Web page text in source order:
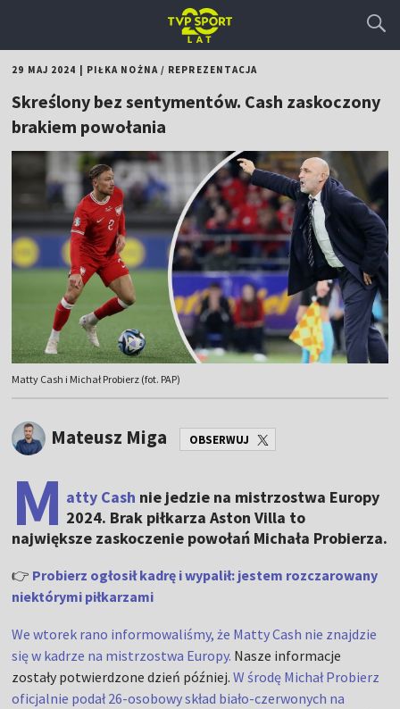
29 MAJ 2024 PIŁKA NOŻNA/ REPREZENTACJA
Skreślony bez sentymentów. Cash zaskoczony
brakiem powołania
Matty Cash i Michał Probierz (fot. PAP)
Mateusz Miga OBSERWUJ
M atty Cash nie jedzie na mistrzostwa Europy
2024. Brak piłkarza Aston Villa to
największe zaskoczenie powołań Michała Probierza.
👉 Probierz ogłosił kadrę i wypalił: jestem rozczarowany
niektórymi piłkarzami
We wtorek rano informowaliśmy, że Matty Cash nie znajdzie
się w kadrze na mistrzostwa Europy. Nasze informacje
zostały potwierdzone dzień później.W środę Michał Probierz
oficjalnie podał 26-osobowy skład biało-czerwonych na